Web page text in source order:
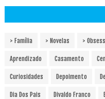
> Família > Novelas >
Aprendizado Casamento
Curiosidades Depoimento
Dia Dos Pais Divaldo Franco